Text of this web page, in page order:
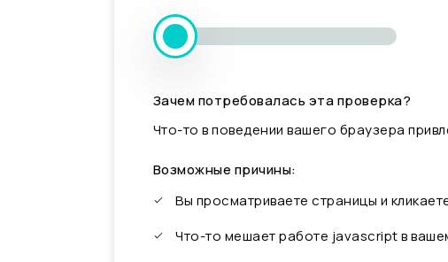
Зачем потребовалась эта проверка?
Что-то в поведении вашего браузера
Возможные причины:
Вы просматриваете страницы и
Что-то мешает работе javascript в